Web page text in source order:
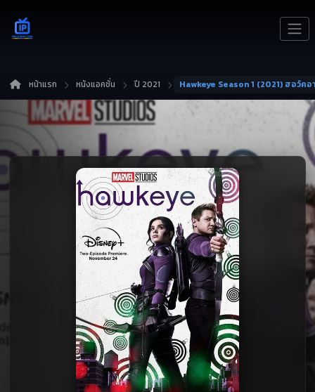
หน้าแรก หนังแอคชั่น ปี 2021